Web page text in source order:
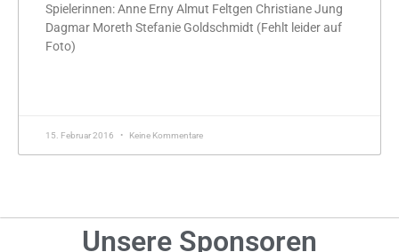
Spielerinnen: Anne Erny Almut Feltgen Christiane Jung
Dagmar Moreth Stefanie Goldschmidt (Fehlt leider auf
Foto)
15. Februar 2016 Keine Kommentare
Unsere Sponsoren